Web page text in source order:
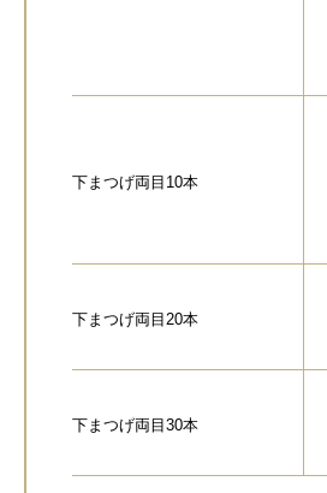
下まつげ両目10本
下まつげ両目20本
下まつげ両目30本